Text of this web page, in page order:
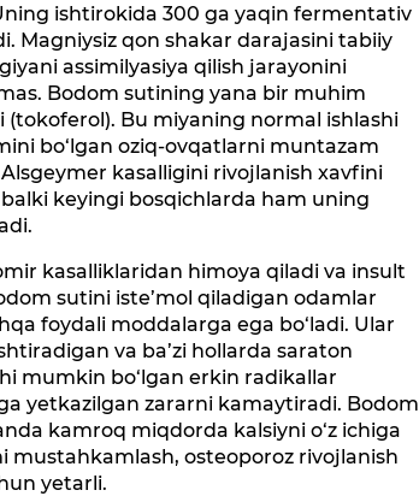
ishtirokida 300 ga yaqin fermentativ
Magniysiz qon shakar darajasini tabiiy
assimilyasiya qilish jarayonini
Bodom sutining yana bir muhim
Bu miyaning normal ishlashi
bo‘lgan oziq-ovqatlarni muntazam
kasalligini rivojlanish xavfini
keyingi bosqichlarda ham uning
kasalliklaridan himoya qiladi va insult
sutini iste’mol qiladigan odamlar
foydali moddalarga ega bo‘ladi. Ular
va ba’zi hollarda saraton
mumkin bo‘lgan erkin radikallar
yetkazilgan zararni kamaytiradi. Bodom
kamroq miqdorda kalsiyni o‘z ichiga
mustahkamlash, osteoporoz rivojlanish
yetarli.